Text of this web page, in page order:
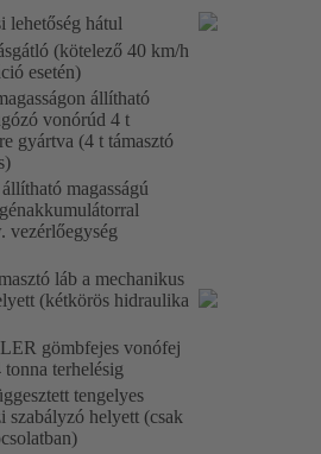
lehetőség hátul
(kötelező 40 km/h
esetén)
állítható
vonórúd 4 t
gyártva (4 t támasztó
magasságú
vezérlőegység
láb a mechanikus
(kétkörös hidraulika
gömbfejes vonófej
terhelésig
tengelyes
szabályzó helyett (csak